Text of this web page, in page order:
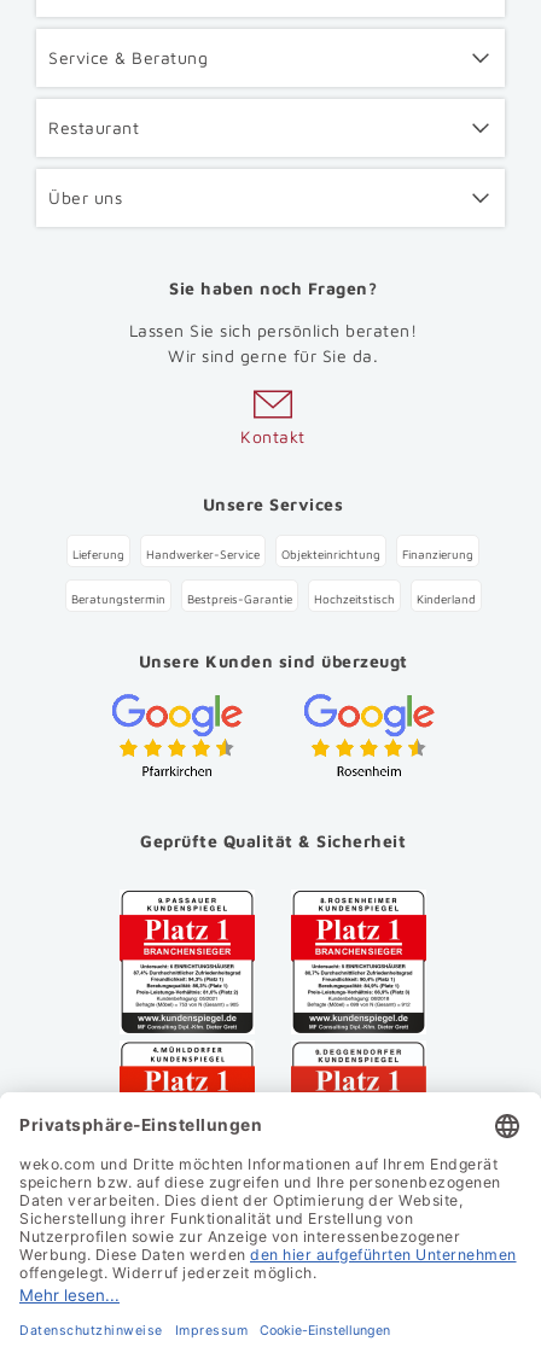
Service & Beratung
Restaurant
Über uns
Sie haben noch Fragen?
Lassen Sie sich persönlich beraten!
Wir sind gerne für Sie da.
Kontakt
Unsere Services
Lieferung Handwerker-Service Objekteinrichtung Finanzierung
Beratungstermin Bestpreis-Garantie Hochzeitstisch Kinderland
Unsere Kunden sind überzeugt
Geprüfte Qualität & Sicherheit